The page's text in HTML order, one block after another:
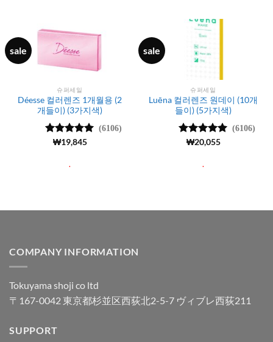
sale
슈퍼세일
Déesse 컬러렌즈 1개월용 (2
개들이) (3가지색)
5 중에서
(6106)
₩19,845
.
sale
슈퍼세일
Luēna 컬러렌즈 원데이 (10개
들이) (5가지색)
5 중에서
(6106)
₩20,055
.
COMPANY INFORMATION
Tokuyama shoji co ltd
〒167-0042 東京都杉並区西荻北2-5-7 ヴィブレ西荻211
SUPPORT